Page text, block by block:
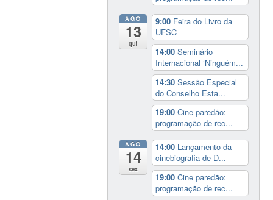
AGO
13
qui
9:00 Feira do Livro da
UFSC
14:00Seminário
Internacional ‘Ninguém...
14:30Sessão Especial
do Conselho Esta...
19:00Cine paredão:
programação de rec...
AGO
14
sex
14:00 Lançamento da
cinebiografia de D...
19:00Cine paredão:
programação de rec...